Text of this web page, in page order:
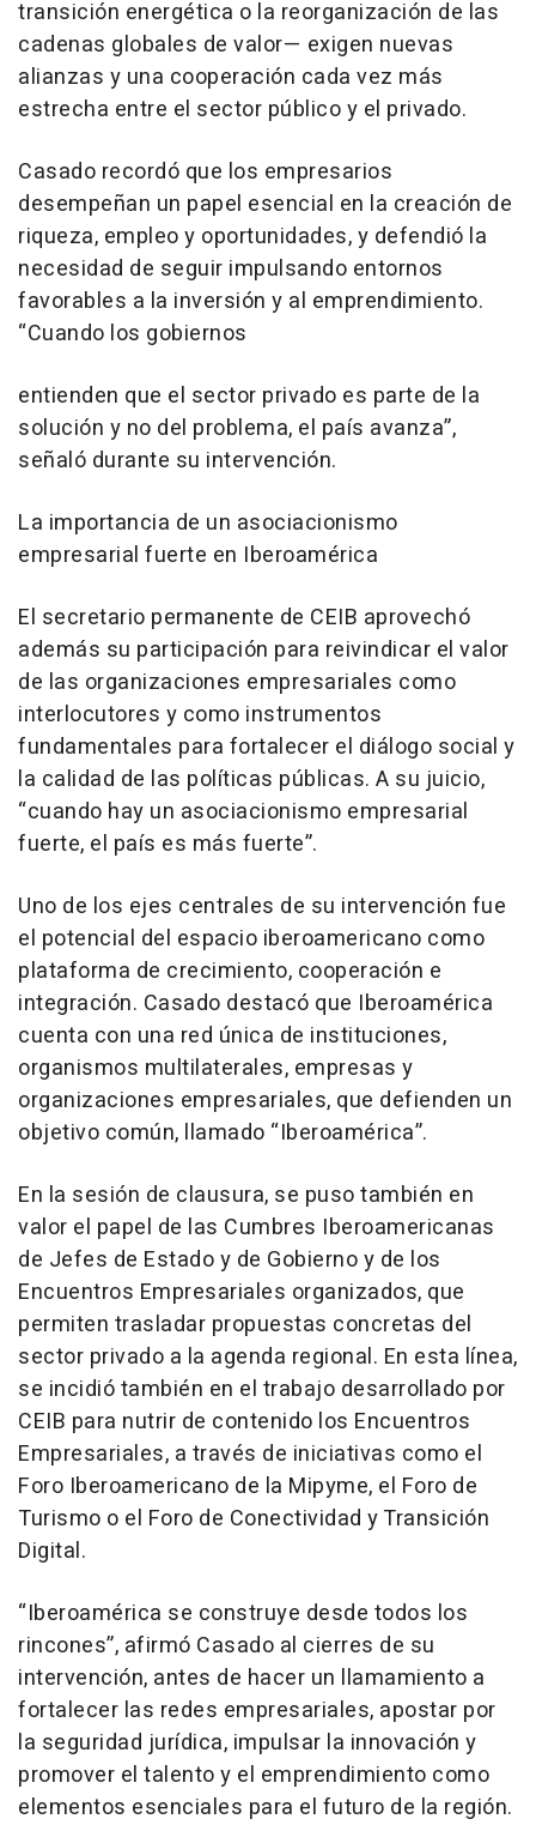
transición energética o la reorganización de las
cadenas globales de valor— exigen nuevas
alianzas y una cooperación cada vez más
estrecha entre el sector público y el privado.
Casado recordó que los empresarios
desempeñan un papel esencial en la creación de
riqueza, empleo y oportunidades, y defendió la
necesidad de seguir impulsando entornos
favorables a la inversión y al emprendimiento.
“Cuando los gobiernos
entienden que el sector privado es parte de la
solución y no del problema, el país avanza”,
señaló durante su intervención.
La importancia de un asociacionismo
empresarial fuerte en Iberoamérica
El secretario permanente de CEIB aprovechó
además su participación para reivindicar el valor
de las organizaciones empresariales como
interlocutores y como instrumentos
fundamentales para fortalecer el diálogo social y
la calidad de las políticas públicas. A su juicio,
“cuando hay un asociacionismo empresarial
fuerte, el país es más fuerte”.
Uno de los ejes centrales de su intervención fue
el potencial del espacio iberoamericano como
plataforma de crecimiento, cooperación e
integración. Casado destacó que Iberoamérica
cuenta con una red única de instituciones,
organismos multilaterales, empresas y
organizaciones empresariales, que defienden un
objetivo común, llamado “Iberoamérica”.
En la sesión de clausura, se puso también en
valor el papel de las Cumbres Iberoamericanas
de Jefes de Estado y de Gobierno y de los
Encuentros Empresariales organizados, que
permiten trasladar propuestas concretas del
sector privado a la agenda regional. En esta línea,
se incidió también en el trabajo desarrollado por
CEIB para nutrir de contenido los Encuentros
Empresariales, a través de iniciativas como el
Foro Iberoamericano de la Mipyme, el Foro de
Turismo o el Foro de Conectividad y Transición
Digital.
“Iberoamérica se construye desde todos los
rincones”, afirmó Casado al cierres de su
intervención, antes de hacer un llamamiento a
fortalecer las redes empresariales, apostar por
la seguridad jurídica, impulsar la innovación y
promover el talento y el emprendimiento como
elementos esenciales para el futuro de la región.